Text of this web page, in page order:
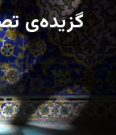
گزیده‌ی